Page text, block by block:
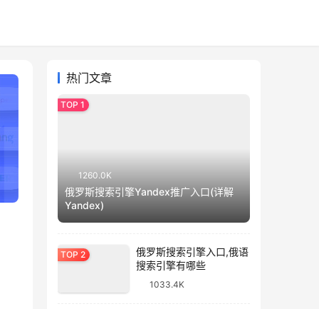
热门文章
1260.0K
俄罗斯搜索引擎Yandex推广入口(详解
Yandex)
俄罗斯搜索引擎入口,俄语
搜索引擎有哪些
1033.4K